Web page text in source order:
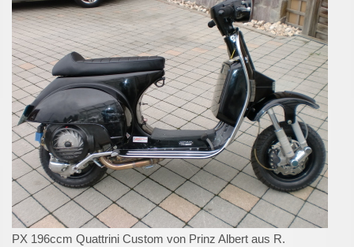
PX 196ccm Quattrini Custom von Prinz Albert aus R.